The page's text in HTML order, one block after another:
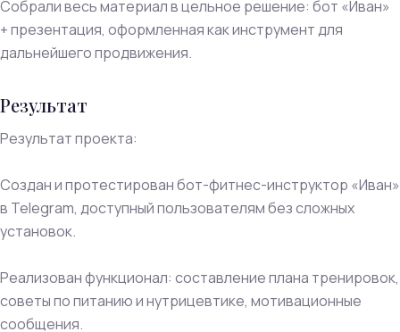
Собрали весь материал в цельное решение: бот «Иван»
+ презентация, оформленная как инструмент для
дальнейшего продвижения.
Результат
Результат проекта:
Создан и протестирован бот-фитнес-инструктор «Иван»
в Telegram, доступный пользователям без сложных
установок.
Реализован функционал: составление плана тренировок,
советы по питанию и нутрицевтике, мотивационные
сообщения.